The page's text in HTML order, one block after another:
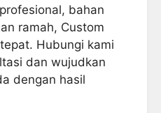
bahan
ramah, Custom
Hubungi kami
dan wujudkan
dengan hasil